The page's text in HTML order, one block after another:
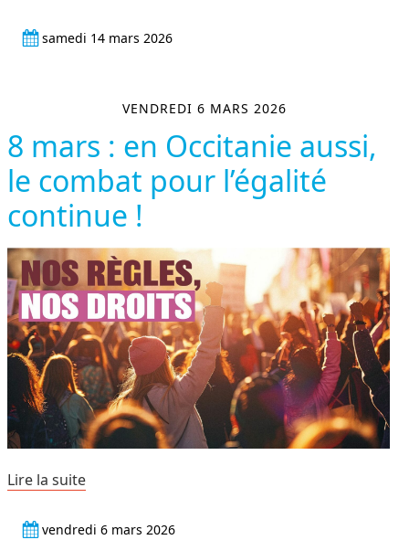
samedi 14 mars 2026
VENDREDI 6 MARS 2026
8 mars : en Occitanie aussi,
le combat pour l’égalité
continue !
Lire la suite
vendredi 6 mars 2026